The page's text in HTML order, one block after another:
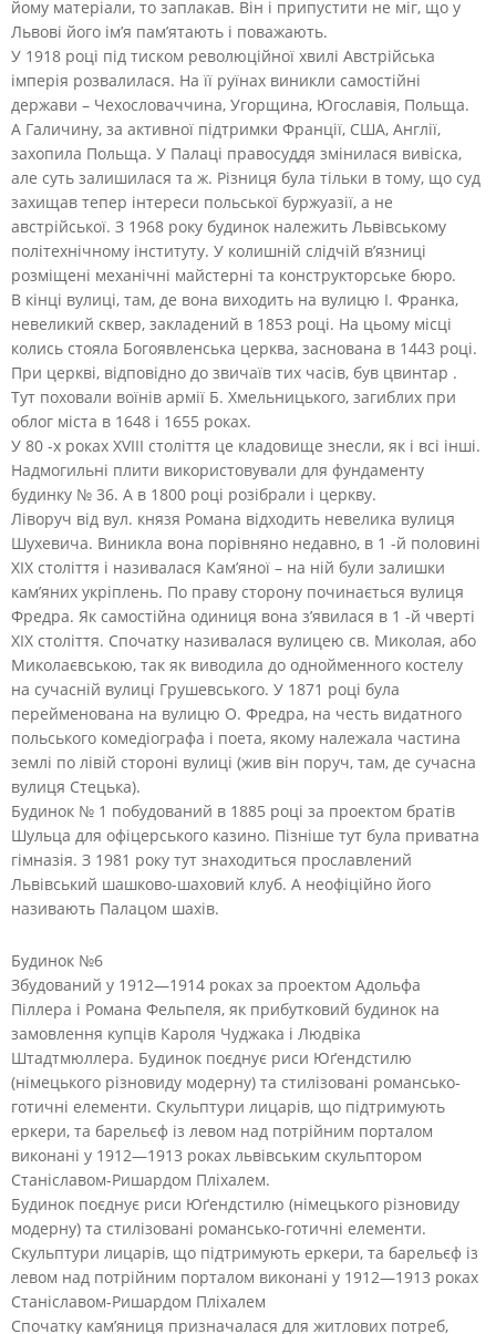
йому матеріали, то заплакав. Він і припустити не міг, що у
Львові його ім’я пам’ятають і поважають.
У 1918 році під тиском революційної хвилі Австрійська
імперія розвалилася. На її руїнах виникли самостійні
держави – Чехословаччина, Угорщина, Югославія, Польща.
А Галичину, за активної підтримки Франції, США, Англії,
захопила Польща. У Палаці правосуддя змінилася вивіска,
але суть залишилася та ж. Різниця була тільки в тому, що суд
захищав тепер інтереси польської буржуазії, а не
австрійської. З 1968 року будинок належить Львівському
політехнічному інституту. У колишній слідчій в’язниці
розміщені механічні майстерні та конструкторське бюро.
В кінці вулиці, там, де вона виходить на вулицю І. Франка,
невеликий сквер, закладений в 1853 році. На цьому місці
колись стояла Богоявленська церква, заснована в 1443 році.
При церкві, відповідно до звичаїв тих часів, був цвинтар .
Тут поховали воїнів армії Б. Хмельницького, загиблих при
облог міста в 1648 і 1655 роках.
У 80 -х роках XVIII століття це кладовище знесли, як і всі інші.
Надмогильні плити використовували для фундаменту
будинку № 36. А в 1800 році розібрали і церкву.
Ліворуч від вул. князя Романа відходить невелика вулиця
Шухевича. Виникла вона порівняно недавно, в 1 -й половині
XIX століття і називалася Кам’яної – на ній були залишки
кам’яних укріплень. По праву сторону починається вулиця
Фредра. Як самостійна одиниця вона з’явилася в 1 -й чверті
XIX століття. Спочатку називалася вулицею св. Миколая, або
Миколаєвською, так як виводила до однойменного костелу
на сучасній вулиці Грушевського. У 1871 році була
перейменована на вулицю О. Фредра, на честь видатного
польського комедіографа і поета, якому належала частина
землі по лівій стороні вулиці (жив він поруч, там, де сучасна
вулиця Стецька).
Будинок № 1 побудований в 1885 році за проектом братів
Шульца для офіцерського казино. Пізніше тут була приватна
гімназія. З 1981 року тут знаходиться прославлений
Львівський шашково-шаховий клуб. А неофіційно його
називають Палацом шахів.
Будинок №6
Збудований у 1912—1914 роках за проектом Адольфа
Піллера і Романа Фельпеля, як прибутковий будинок на
замовлення купців Кароля Чуджака і Людвіка
Штадтмюллера. Будинок поєднує риси Юґендстилю
(німецького різновиду модерну) та стилізовані романсько-
готичні елементи. Скульптури лицарів, що підтримують
еркери, та барельєф із левом над потрійним порталом
виконані у 1912—1913 роках львівським скульптором
Станіславом-Ришардом Пліхалем.
Будинок поєднує риси Юґендстилю (німецького різновиду
модерну) та стилізовані романсько-готичні елементи.
Скульптури лицарів, що підтримують еркери, та барельєф із
левом над потрійним порталом виконані у 1912—1913 роках
Станіславом-Ришардом Пліхалем
Спочатку кам’яниця призначалася для житлових потреб,